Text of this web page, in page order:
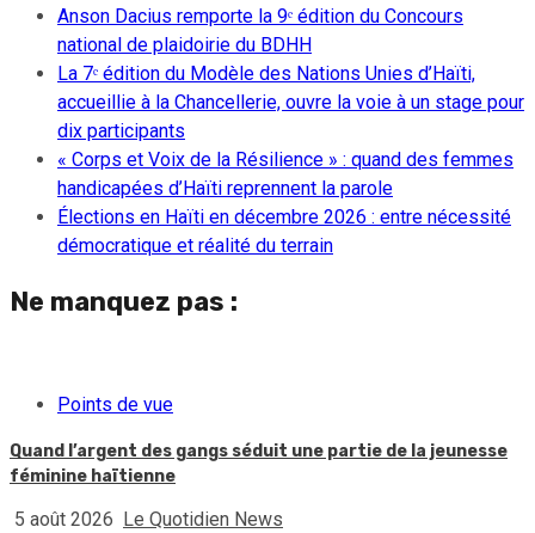
Anson Dacius remporte la 9ᵉ édition du Concours
national de plaidoirie du BDHH
La 7ᵉ édition du Modèle des Nations Unies d’Haïti,
accueillie à la Chancellerie, ouvre la voie à un stage pour
dix participants
« Corps et Voix de la Résilience » : quand des femmes
handicapées d’Haïti reprennent la parole
Élections en Haïti en décembre 2026 : entre nécessité
démocratique et réalité du terrain
Ne manquez pas :
Points de vue
Quand l’argent des gangs séduit une partie de la jeunesse
féminine haïtienne
5 août 2026 Le Quotidien News